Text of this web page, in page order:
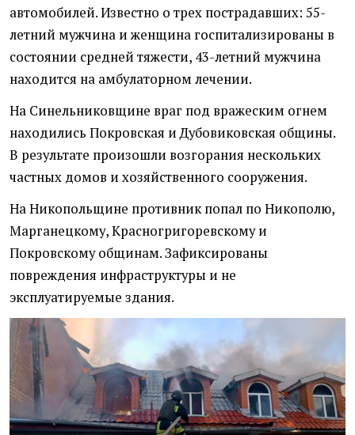
автомобилей. Известно о трех пострадавших: 55-
летний мужчина и женщина госпитализированы в
состоянии средней тяжести, 43-летний мужчина
находится на амбулаторном лечении.
На Синельниковщине враг под вражеским огнем
находились Покровская и Дубовиковская общины.
В результате произошли возгорания нескольких
частных домов и хозяйственного сооружения.
На Никопольщине противник попал по Никополю,
Марганецкому, Красногригоревскому и
Покровскому общинам. Зафиксированы
повреждения инфраструктуры и не
эксплуатируемые здания.